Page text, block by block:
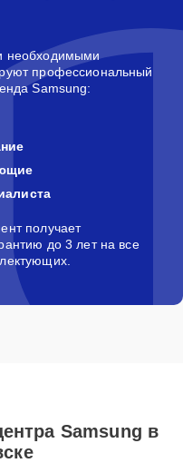
необходимыми
профессиональный
Samsung:
получает
до 3 лет на все
Samsung в